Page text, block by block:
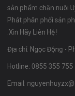
sản phẩm chăn nuôi
Phát phân phối sản
.Xin Hãy Liên Hệ !
Địa chỉ: Ngọc Động -
Hotline: 0855 355 755
Email: